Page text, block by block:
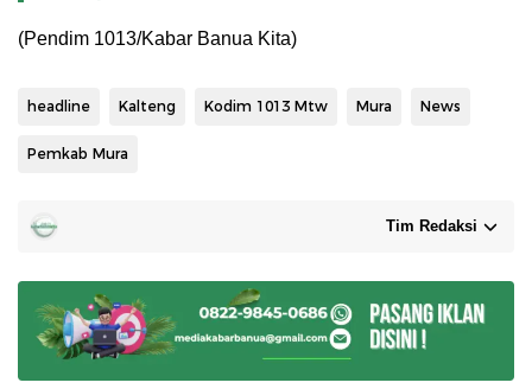
(Pendim 1013/Kabar Banua Kita)
headline Kalteng Kodim 1013 Mtw Mura News
Pemkab Mura
Tim Redaksi